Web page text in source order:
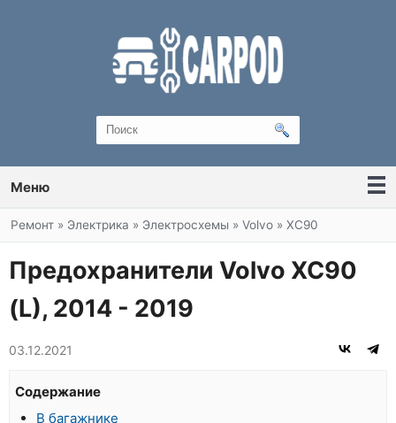
Меню
Вы здесь
Ремонт » Электрика » Электросхемы » Volvo » XC90
Предохранители Volvo XC90
(L), 2014 - 2019
03.12.2021
Содержание
В багажнике